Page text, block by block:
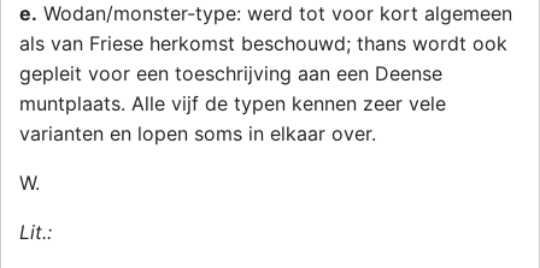
e. Wodan/monster-type: werd tot voor kort algemeen
als van Friese herkomst beschouwd; thans wordt ook
gepleit voor een toeschrijving aan een Deense
muntplaats. Alle vijf de typen kennen zeer vele
varianten en lopen soms in elkaar over.
W.
Lit.: